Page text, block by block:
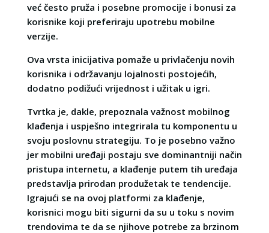
već često pruža i posebne promocije i bonusi za
korisnike koji preferiraju upotrebu mobilne
verzije.
Ova vrsta inicijativa pomaže u privlačenju novih
korisnika i održavanju lojalnosti postojećih,
dodatno podižući vrijednost i užitak u igri.
Tvrtka je, dakle, prepoznala važnost mobilnog
klađenja i uspješno integrirala tu komponentu u
svoju poslovnu strategiju. To je posebno važno
jer mobilni uređaji postaju sve dominantniji način
pristupa internetu, a klađenje putem tih uređaja
predstavlja prirodan produžetak te tendencije.
Igrajući se na ovoj platformi za klađenje,
korisnici mogu biti sigurni da su u toku s novim
trendovima te da se njihove potrebe za brzinom